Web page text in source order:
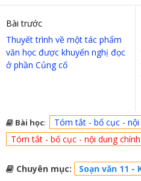
Bài trước
Thuyết trình về một tác phẩm
văn học được khuyến nghị đọc
ở phần Củng cố
Bài học:
Tóm tắt - bố cục -
Tóm tắt - bố cục - nội dung
Chuyên mục: Soạn văn 11